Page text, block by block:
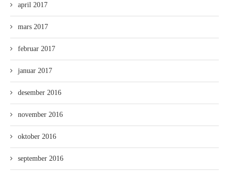
april 2017
mars 2017
februar 2017
januar 2017
desember 2016
november 2016
oktober 2016
september 2016